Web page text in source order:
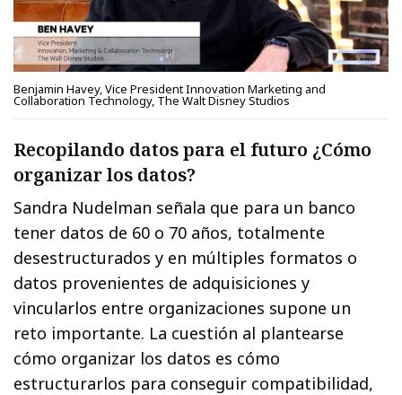
Benjamin Havey, Vice President Innovation Marketing and
Collaboration Technology, The Walt Disney Studios
Recopilando datos para el futuro ¿Cómo
organizar los datos?
Sandra Nudelman señala que para un banco
tener datos de 60 o 70 años, totalmente
desestructurados y en múltiples formatos o
datos provenientes de adquisiciones y
vincularlos entre organizaciones supone un
reto importante. La cuestión al plantearse
cómo organizar los datos es cómo
estructurarlos para conseguir compatibilidad,